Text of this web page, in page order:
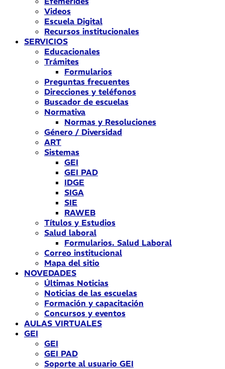
Videos
Escuela Digital
Recursos institucionales
SERVICIOS
Educacionales
Trámites
Formularios
Preguntas frecuentes
Direcciones y teléfonos
Buscador de escuelas
Normativa
Normas y Resoluciones
Género / Diversidad
ART
Sistemas
GEI
GEI PAD
IDGE
SIGA
SIE
RAWEB
Títulos y Estudios
Salud laboral
Formularios. Salud Laboral
Correo institucional
Mapa del sitio
NOVEDADES
Últimas Noticias
Noticias de las escuelas
Formación y capacitación
Concursos y eventos
AULAS VIRTUALES
GEI
GEI
GEI PAD
Soporte al usuario GEI